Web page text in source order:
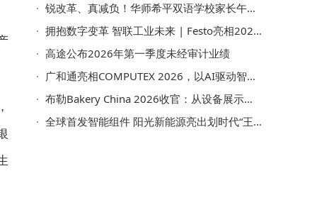
锐改革、真减负！华师希平双语学校家长午餐会上，柯希平董事长交出六大"硬核答卷"
拥抱数字变革 智联工业未来 | Festo亮相2026 WOD制造业数智化博览会
高途公布2026年第一季度未经审计业绩
广和通亮相COMPUTEX 2026，以AI驱动智能连接新未来
布勒Bakery China 2026收官：从设备展示到全阶段赋能
全球首发智能组件 阳光新能源亮出划时代“王炸”